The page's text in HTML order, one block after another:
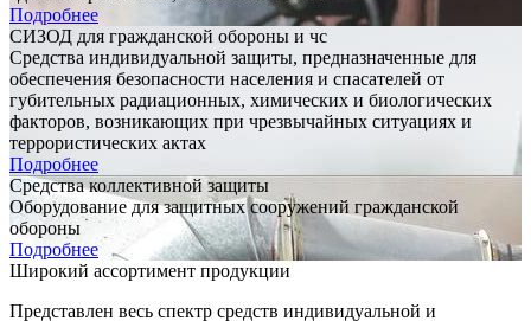
Подробнее
СИЗОД для гражданской обороны и чс
Средства индивидуальной защиты, предназначенные для
обеспечения безопасности населения и спасателей от
губительных радиационных, химических и биологических
факторов, возникающих при чрезвычайных ситуациях и
террористических актах
Подробнее
Средства коллективной защиты
Оборудование для защитных сооружений гражданской
обороны
Подробнее
Широкий ассортимент продукции
Представлен весь спектр средств индивидуальной и